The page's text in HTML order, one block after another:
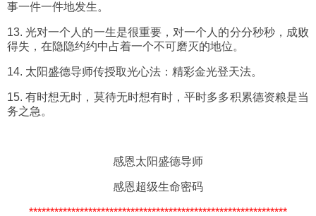
事一件一件地发生。
13. 光对一个人的一生是很重要，对一个人的分分秒秒，成败
得失，在隐隐约约中占着一个不可磨灭的地位。
14. 太阳盛德导师传授取光心法：精彩金光登天法。
15. 有时想无时，莫待无时想有时，平时多多积累德资粮是当
务之急。
感恩太阳盛德导师
感恩超级生命密码
*************************************************************